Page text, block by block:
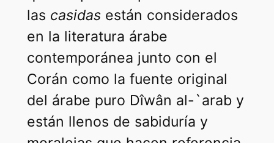
las casidasestán considerados
en la literatura árabe
contemporánea junto con el
Corán como la fuente original
del árabe puro Dîwân al-`arab y
están llenos de sabiduría y